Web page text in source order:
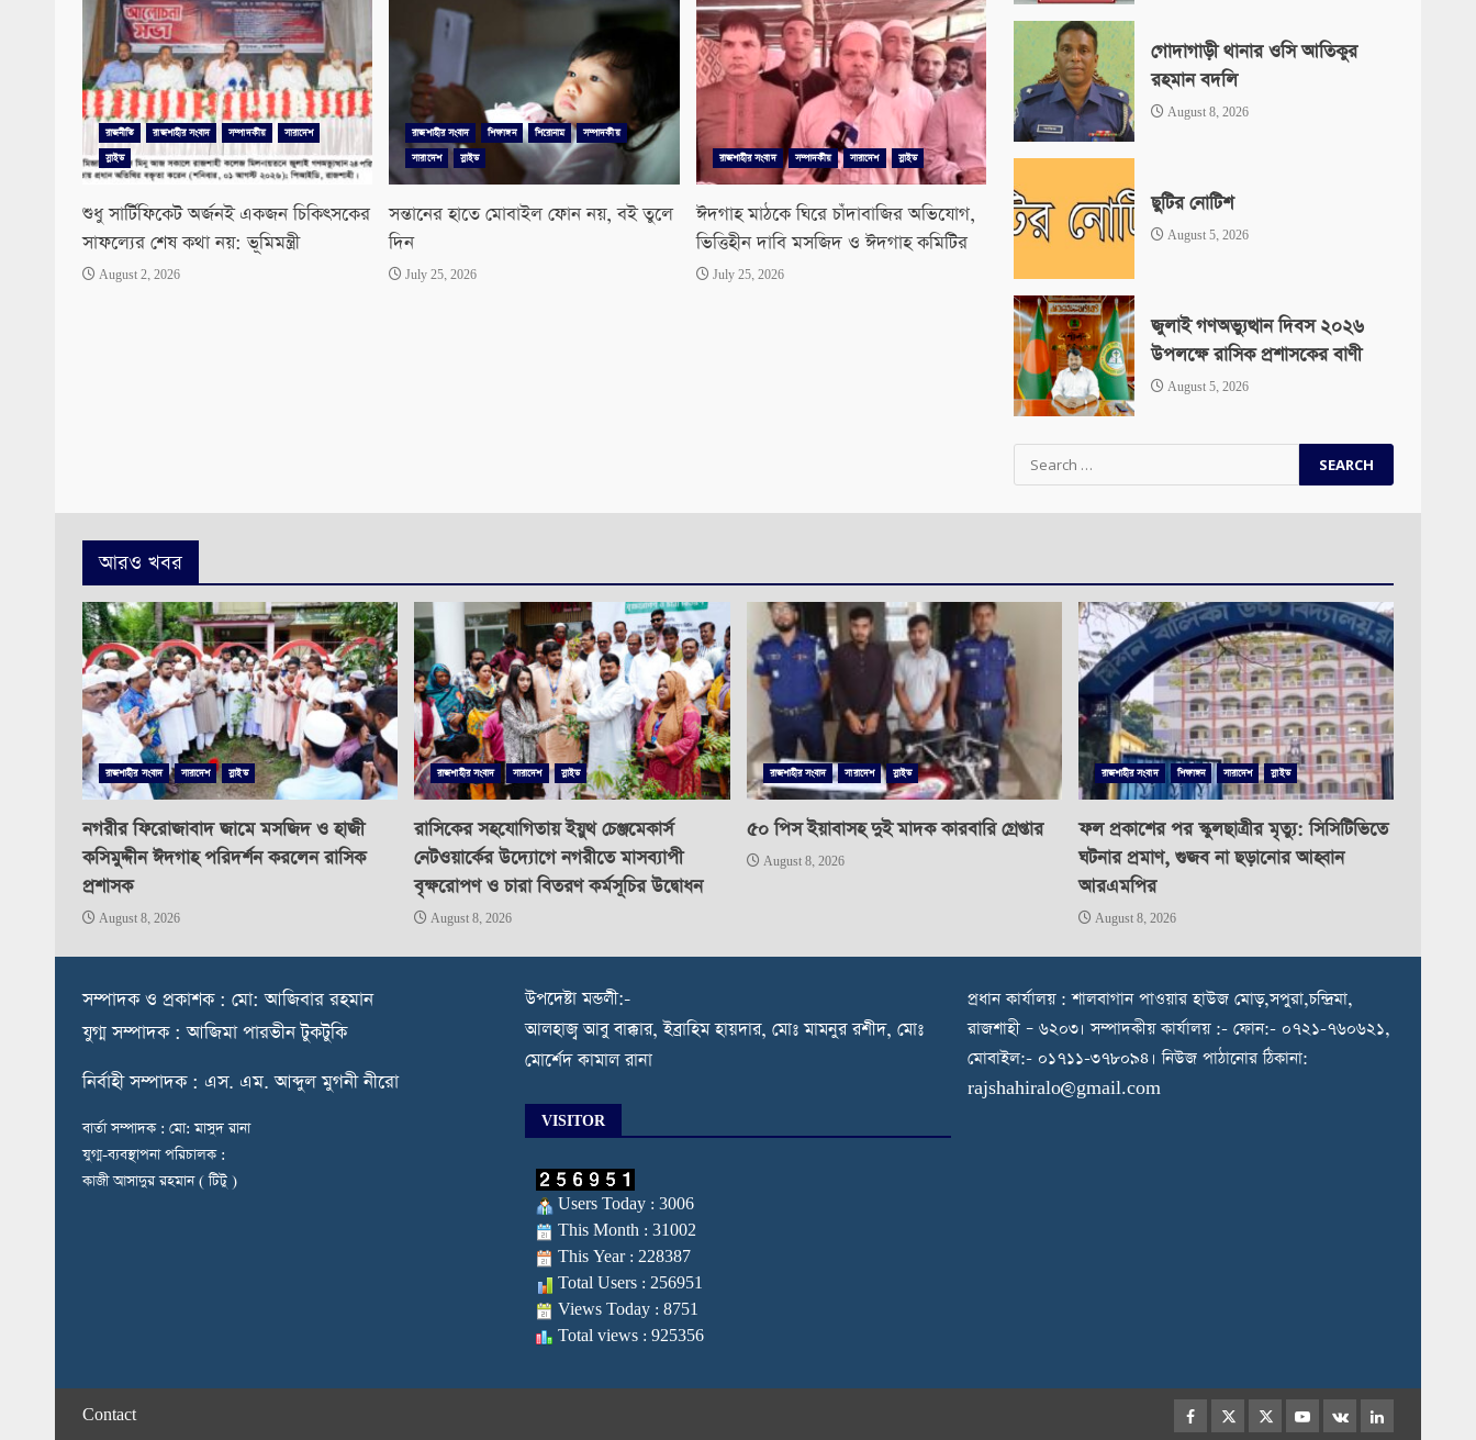
রাজনীতি রাজশাহীর সংবাদ সম্পাদকীয়
সারাদেশ
স্লাইড
শুধু সার্টিফিকেট অর্জনই একজন চিকিৎসকের
সাফল্যের শেষ কথা নয়: ভূমিমন্ত্রী
August 2, 2026
রাজশাহীর সংবাদ শিক্ষাঙ্গন শিরোনাম
সম্পাদকীয়
সারাদেশ
স্লাইড
সন্তানের হাতে মোবাইল ফোন নয়, বই তুলে
দিন
July 25, 2026
রাজশাহীর সংবাদ সম্পাদকীয় সারাদেশ স্লাইড
ঈদগাহ মাঠকে ঘিরে চাঁদাবাজির অভিযোগ,
ভিত্তিহীন দাবি মসজিদ ও ঈদগাহ কমিটির
July 25, 2026
গোদাগাড়ী থানার ওসি আতিকুর
রহমান বদলি
August 8, 2026
ছুটির নোটিশ
August 5, 2026
জুলাই গণঅভ্যুত্থান দিবস ২০২৬
উপলক্ষে রাসিক প্রশাসকের বাণী
August 5, 2026
for:
আরও খবর
রাজশাহীর সংবাদ সারাদেশ স্লাইড
নগরীর ফিরোজাবাদ জামে মসজিদ ও হাজী
কসিমুদ্দীন ঈদগাহ পরিদর্শন করলেন রাসিক
প্রশাসক
August 8, 2026
রাজশাহীর সংবাদ সারাদেশ স্লাইড
রাসিকের সহযোগিতায় ইয়ুথ চেঞ্জমেকার্স
নেটওয়ার্কের উদ্যোগে নগরীতে মাসব্যাপী
বৃক্ষরোপণ ও চারা বিতরণ কর্মসূচির উদ্বোধন
August 8, 2026
রাজশাহীর সংবাদ সারাদেশ স্লাইড
৫০ পিস ইয়াবাসহ দুই মাদক কারবারি গ্রেপ্তার
August 8, 2026
রাজশাহীর সংবাদ শিক্ষাঙ্গন সারাদেশ স্লাইড
ফল প্রকাশের পর স্কুলছাত্রীর মৃত্যু: সিসিটিভিতে
ঘটনার প্রমাণ, গুজব না ছড়ানোর আহ্বান
আরএমপির
August 8, 2026
সম্পাদক ও প্রকাশক : মো: আজিবার রহমান
যুগ্ম সম্পাদক : আজিমা পারভীন টুকটুকি
নির্বাহী সম্পাদক : এস. এম. আব্দুল মুগনী নীরো
বার্তা সম্পাদক : মো: মাসুদ রানা
যুগ্ম-ব্যবস্থাপনা পরিচালক :
কাজী আসাদুর রহমান ( টিটু )
উপদেষ্টা মন্ডলী:-
আলহাজ্ব আবু বাক্কার, ইব্রাহিম হায়দার, মোঃ মামনুর রশীদ, মোঃ
মোর্শেদ কামাল রানা
VISITOR
Users Today : 3006
This Month : 31002
This Year : 228387
Total Users : 256951
Views Today : 8751
Total views : 925356
প্রধান কার্যালয় : শালবাগান পাওয়ার হাউজ মোড়,সপুরা,চন্দ্রিমা,
রাজশাহী – ৬২০৩। সম্পাদকীয় কার্যালয় :- ফোন:- ০৭২১-৭৬০৬২১,
মোবাইল:- ০১৭১১-৩৭৮০৯৪। নিউজ পাঠানোর ঠিকানা:
rajshahiralo@gmail.com
Contact Facebook
TwitterInstagram
Youtube
VK LinkedIn